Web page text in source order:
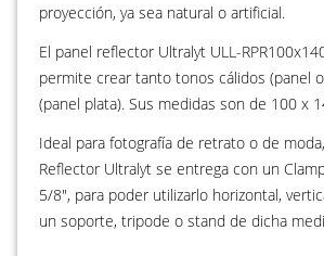
proyección, ya sea natural o artificial.
El panel reflector Ultralyt ULL-
permite crear tanto tonos cálidos (panel
(panel plata). Sus medidas son de 100 x
Ideal para fotografía de retrato o de
Reflector Ultralyt se entrega con un
5/8", para poder utilizarlo horizontal,
un soporte, tripode o stand de dicha